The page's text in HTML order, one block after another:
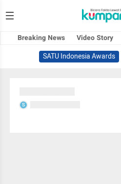
Breaking News Video Story
SATU Indonesia Awards
S